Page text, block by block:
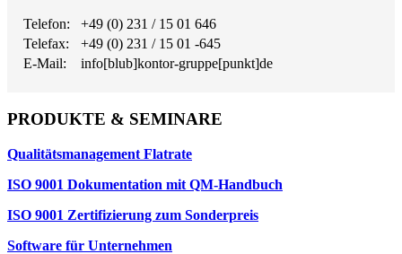
Telefon:
+49 (0) 231 / 15 01 646
Telefax:
+49 (0) 231 / 15 01 -645
E-Mail:
info[blub]kontor-gruppe[punkt]de
PRODUKTE & SEMINARE
Qualitätsmanagement Flatrate
ISO 9001 Dokumentation mit QM-Handbuch
ISO 9001 Zertifizierung zum Sonderpreis
Software für Unternehmen